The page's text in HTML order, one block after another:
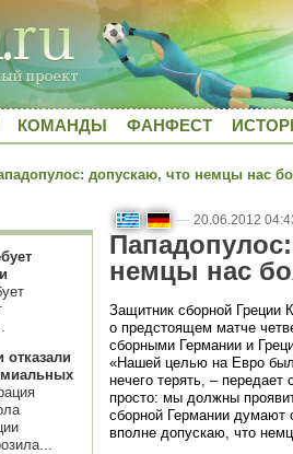
КОМАНДЫ ФАНФЕСТ
допускаю, что немцы нас
отказали
— 20.06.2012
немцы нас
Защитник сборной Греции
о предстоящем матче
сборными Германии и
«Нашей целью на Евро
нечего терять, –
просто: мы должны
сборной Германии думают
вполне допускаю, что